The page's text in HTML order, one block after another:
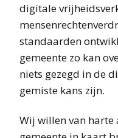
digitale
standaarden
gemeente zo kan
niets gezegd in de
gemiste kans zijn.
Wij willen van harte